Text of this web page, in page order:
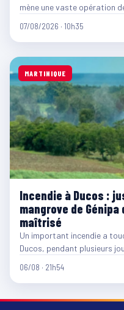
mène une vaste opération
07/08/2026 · 10h35
MARTINIQUE
Incendie à Ducos :
mangrove de
maîtrisé
Un important incendie a
Ducos, pendant plusieurs
06/08 · 21h54